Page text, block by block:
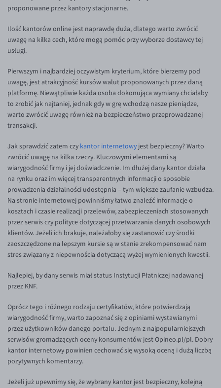
Inne pary walutowe
AUD/PLN
BGN/PLN
CNY/PLN
HKD/PLN
HUF/PLN
ILS/PLN
NZD/PLN
RON/PLN
SGD/PLN
TRY/PLN
ZAR/PLN
EUR/USD
EUR/GBP
EUR/CZK
EUR/NOK
EUR/SEK
EUR/AUD
EUR/BGN
EUR/CAD
Aplikacja mobilna
Bezpieczeństwo
Pomoc
FAQ
Konto i opłaty
Wymiana walut
Banki i przelewy
Słowniczek
Poradnik
KONTAKT
Kontakt
Dla mediów
PL
proponowane przez kantory stacjonarne.
Ilość kantorów online jest naprawdę duża, dlatego warto zwrócić
uwagę na kilka cech, które mogą pomóc przy wyborze dostawcy tej
usługi.
Pierwszym i najbardziej oczywistym kryterium, które bierzemy pod
uwagę, jest atrakcyjność kursów walut proponowanych przez daną
platformę. Niewątpliwie każda osoba dokonująca wymiany chciałaby
to zrobić jak najtaniej, jednak gdy w grę wchodzą nasze pieniądze,
warto zwrócić uwagę również na bezpieczeństwo przeprowadzanej
transakcji.
Jak sprawdzić zatem czy kantor internetowy jest bezpieczny? Warto
zwrócić uwagę na kilka rzeczy. Kluczowymi elementami są
wiarygodność firmy i jej doświadczenie. Im dłużej dany kantor działa
na rynku oraz im więcej transparentnych informacji o sposobie
prowadzenia działalności udostępnia – tym większe zaufanie wzbudza.
Na stronie internetowej powinniśmy łatwo znaleźć informacje o
kosztach i czasie realizacji przelewów, zabezpieczeniach stosowanych
przez serwis czy polityce dotyczącej przetwarzania danych osobowych
klientów. Jeżeli ich brakuje, należałoby się zastanowić czy środki
zaoszczędzone na lepszym kursie są w stanie zrekompensować nam
stres związany z niepewnością dotyczącą wyżej wymienionych kwestii.
Najlepiej, by dany serwis miał status Instytucji Płatniczej nadawanej
przez KNF.
Oprócz tego i różnego rodzaju certyfikatów, które potwierdzają
wiarygodność firmy, warto zapoznać się z opiniami wystawianymi
przez użytkowników danego portalu. Jednym z najpopularniejszych
serwisów gromadzących oceny konsumentów jest Opineo.pl/pl. Dobry
kantor internetowy powinien cechować się wysoką oceną i dużą liczbą
pozytywnych komentarzy.
Jeżeli już upewnimy się, że wybrany kantor jest bezpieczny, kolejną